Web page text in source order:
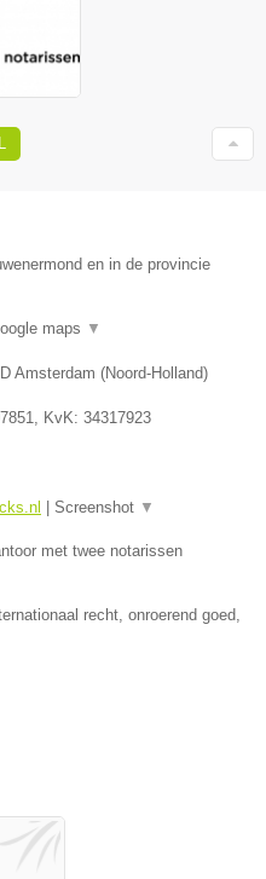
en in de provincie
maps ▼
Amsterdam (Noord-Holland)
, KvK: 34317923
Screenshot ▼
met twee notarissen
recht, onroerend goed,